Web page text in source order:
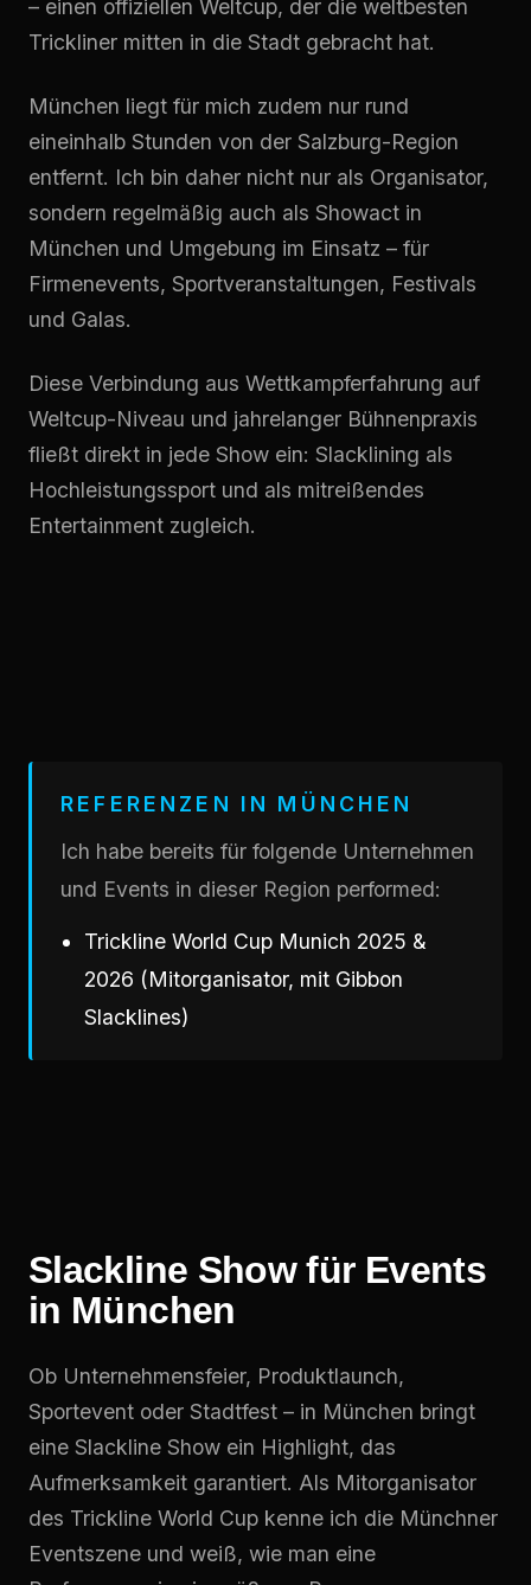
– einen offiziellen Weltcup, der die weltbesten
Trickliner mitten in die Stadt gebracht hat.
München liegt für mich zudem nur rund
eineinhalb Stunden von der Salzburg-Region
entfernt. Ich bin daher nicht nur als Organisator,
sondern regelmäßig auch als Showact in
München und Umgebung im Einsatz – für
Firmenevents, Sportveranstaltungen, Festivals
und Galas.
Diese Verbindung aus Wettkampferfahrung auf
Weltcup-Niveau und jahrelanger Bühnenpraxis
fließt direkt in jede Show ein: Slacklining als
Hochleistungssport und als mitreißendes
Entertainment zugleich.
REFERENZEN IN MÜNCHEN
Ich habe bereits für folgende Unternehmen
und Events in dieser Region performed:
Trickline World Cup Munich 2025 &
2026 (Mitorganisator, mit Gibbon
Slacklines)
Slackline Show für Events
in München
Ob Unternehmensfeier, Produktlaunch,
Sportevent oder Stadtfest – in München bringt
eine Slackline Show ein Highlight, das
Aufmerksamkeit garantiert. Als Mitorganisator
des Trickline World Cup kenne ich die Münchner
Eventszene und weiß, wie man eine